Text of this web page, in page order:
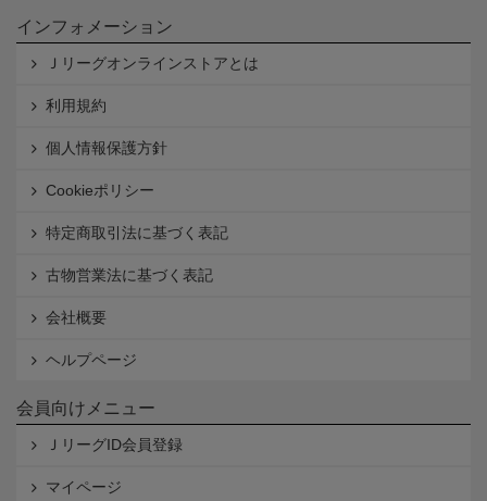
インフォメーション
Ｊリーグオンラインストアとは
利用規約
個人情報保護方針
Cookieポリシー
特定商取引法に基づく表記
古物営業法に基づく表記
会社概要
ヘルプページ
会員向けメニュー
ＪリーグID会員登録
マイページ